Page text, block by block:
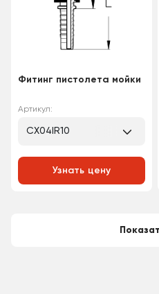
Фитинг пистолета мойки
Артикул:
CX04IR10
Узнать цену